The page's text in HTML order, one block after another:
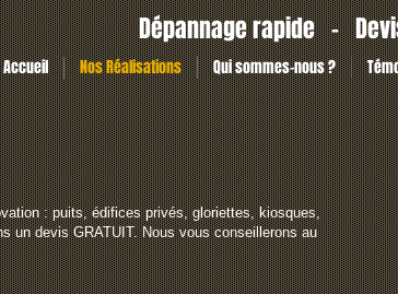
Dépannage rapide -
Accueil Nos Réalisations Qui sommes-nous ?
: puits, édifices privés, gloriettes, kiosques,
un devis GRATUIT. Nous vous conseillerons au